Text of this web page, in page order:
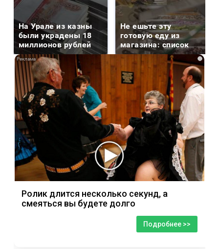
На Урале из казны
были украдены 18
миллионов рублей
Не ешьте эту
готовую еду из
магазина: список
i
Ролик длится несколько секунд, а
смеяться вы будете долго
Подробнее >>